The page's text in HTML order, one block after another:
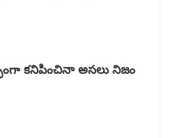
కనిపించినా అసలు నిజం